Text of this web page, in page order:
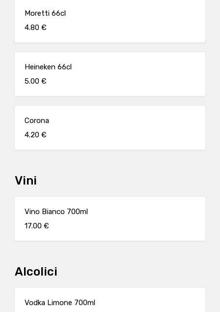
Moretti 66cl
4.80 €
Heineken 66cl
5.00 €
Corona
4.20 €
Vini
Vino Bianco 700ml
17.00 €
Alcolici
Vodka Limone 700ml